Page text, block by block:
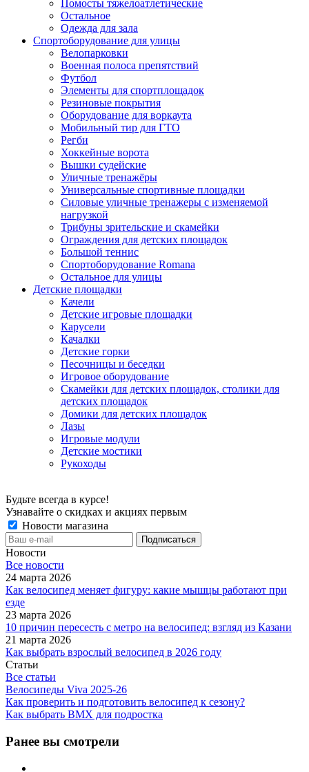
Помосты тяжелоатлетические
Остальное
Одежда для зала
Спортоборудование для улицы
Велопарковки
Военная полоса препятствий
Футбол
Элементы для спортплощадок
Резиновые покрытия
Оборудование для воркаута
Мобильный тир для ГТО
Регби
Хоккейные ворота
Вышки судейские
Уличные тренажёры
Универсальные спортивные площадки
Силовые уличные тренажеры с изменяемой
нагрузкой
Трибуны зрительские и скамейки
Ограждения для детских площадок
Большой теннис
Спортоборудование Romana
Остальное для улицы
Детские площадки
Качели
Детские игровые площадки
Карусели
Качалки
Детские горки
Песочницы и беседки
Игровое оборудование
Скамейки для детских площадок, столики для
детских площадок
Домики для детских площадок
Лазы
Игровые модули
Детские мостики
Рукоходы
Будьте всегда в курсе!
Узнавайте о скидках и акциях первым
Новости магазина
Новости
Все новости
24 марта 2026
Как велосипед меняет фигуру: какие мышцы работают при
езде
23 марта 2026
10 причин пересесть с метро на велосипед: взгляд из Казани
21 марта 2026
Как выбрать взрослый велосипед в 2026 году
Статьи
Все статьи
Велосипеды Viva 2025-26
Как проверить и подготовить велосипед к сезону?
Как выбрать BMX для подростка
Ранее вы смотрели